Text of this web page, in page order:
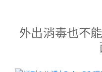
外出消毒也不